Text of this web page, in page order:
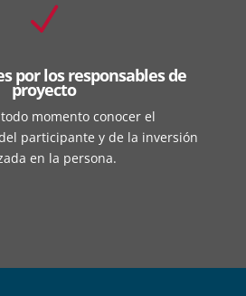
N
por los responsables de
proyecto
momento conocer el
participante y de la inversión
en la persona.